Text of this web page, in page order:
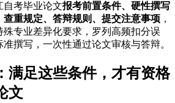
自考毕业论文报考前置条件、硬性撰写
重规定、答辩规则、提交注意事项 ，
殊专业差异化要求，罗列高频扣分误
撰写，一次性通过论文审核与答辩。
满足这些条件，才有资格
文